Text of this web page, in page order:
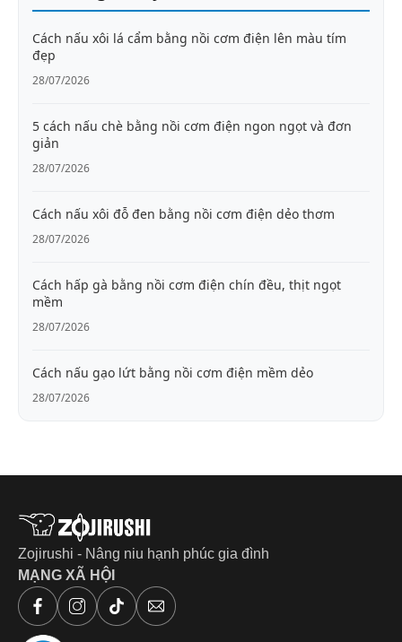
Cách nấu xôi lá cẩm bằng nồi cơm điện lên màu tím
đẹp
28/07/2026
5 cách nấu chè bằng nồi cơm điện ngon ngọt và đơn
giản
28/07/2026
Cách nấu xôi đỗ đen bằng nồi cơm điện dẻo thơm
28/07/2026
Cách hấp gà bằng nồi cơm điện chín đều, thịt ngọt
mềm
28/07/2026
Cách nấu gạo lứt bằng nồi cơm điện mềm dẻo
28/07/2026
Zojirushi - Nâng niu hạnh phúc gia đình
MẠNG XÃ HỘI